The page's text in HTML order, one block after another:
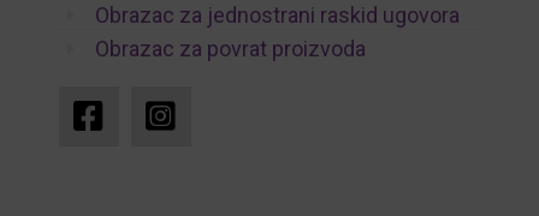
Obrazac za jednostrani raskid ugovora
Obrazac za povrat proizvoda